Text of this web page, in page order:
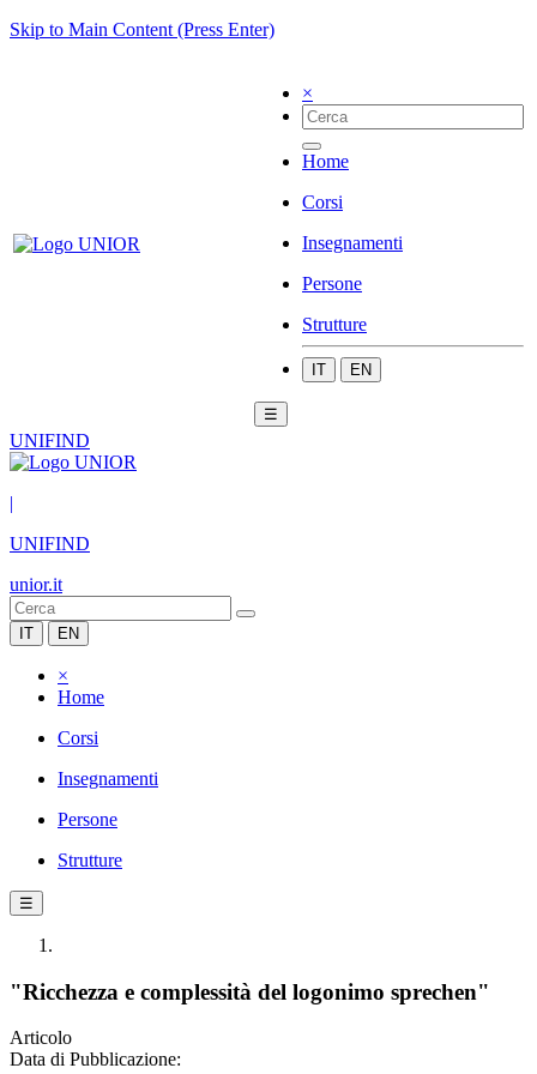
Skip to Main Content (Press Enter)
×
Home
Corsi
Insegnamenti
Persone
Strutture
IT EN
☰
UNIFIND
|
UNIFIND
unior.it
IT EN
×
Home
Corsi
Insegnamenti
Persone
Strutture
☰
"Ricchezza e complessità del logonimo sprechen"
Articolo
Data di Pubblicazione: